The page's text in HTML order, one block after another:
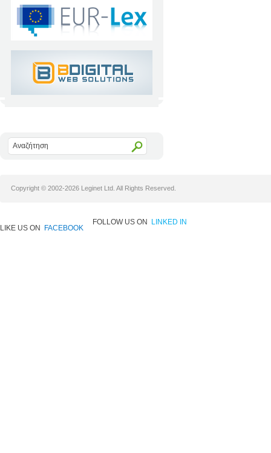
Copyright © 2002-2026 Leginet Ltd. All Rights Reserved.
LIKE US ON FACEBOOK
FOLLOW US ON LINKED IN